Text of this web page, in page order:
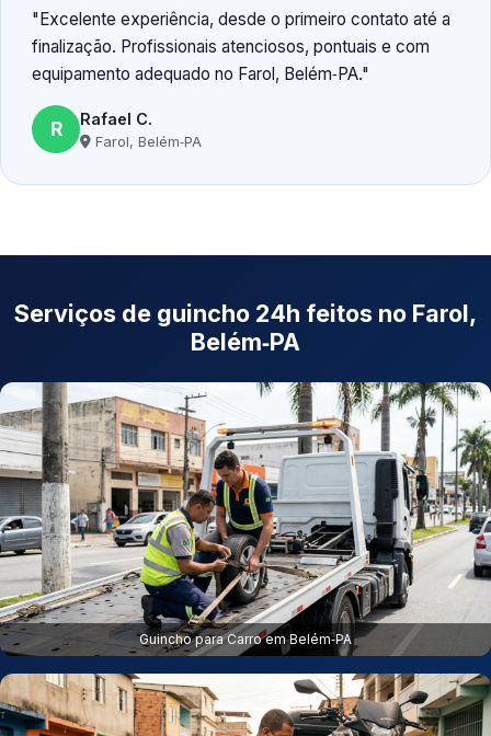
Excelente experiência, desde o primeiro contato até a
finalização. Profissionais atenciosos, pontuais e com
equipamento adequado no Farol, Belém‑PA.
R Rafael C.
Farol, Belém‑PA
Serviços de guincho 24h feitos no Farol,
Belém‑PA
Guincho para Carro em Belém‑PA